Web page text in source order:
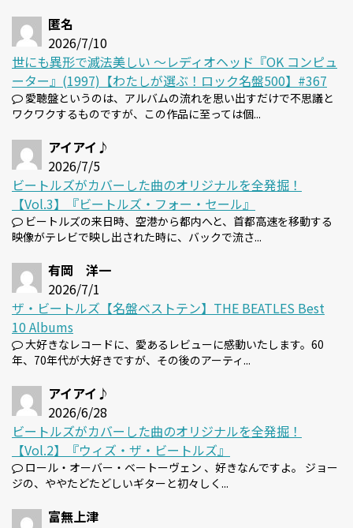
匿名
2026/7/10
世にも異形で滅法美しい 〜レディオヘッド『OK コンピュ
ーター』(1997)【わたしが選ぶ！ロック名盤500】#367
愛聴盤というのは、アルバムの流れを思い出すだけで不思議と
ワクワクするものですが、この作品に至っては個...
アイアイ♪
2026/7/5
ビートルズがカバーした曲のオリジナルを全発掘！
【Vol.3】『ビートルズ・フォー・セール』
ビートルズの来日時、空港から都内へと、首都高速を移動する
映像がテレビで映し出された時に、バックで流さ...
有岡 洋一
2026/7/1
ザ・ビートルズ【名盤ベストテン】THE BEATLES Best
10 Albums
大好きなレコードに、愛あるレビューに感動いたします。60
年、70年代が大好きですが、その後のアーティ...
アイアイ♪
2026/6/28
ビートルズがカバーした曲のオリジナルを全発掘！
【Vol.2】『ウィズ・ザ・ビートルズ』
ロール・オーバー・ベートーヴェン 、好きなんですよ。 ジョー
ジの、ややたどたどしいギターと初々しく...
富無上津